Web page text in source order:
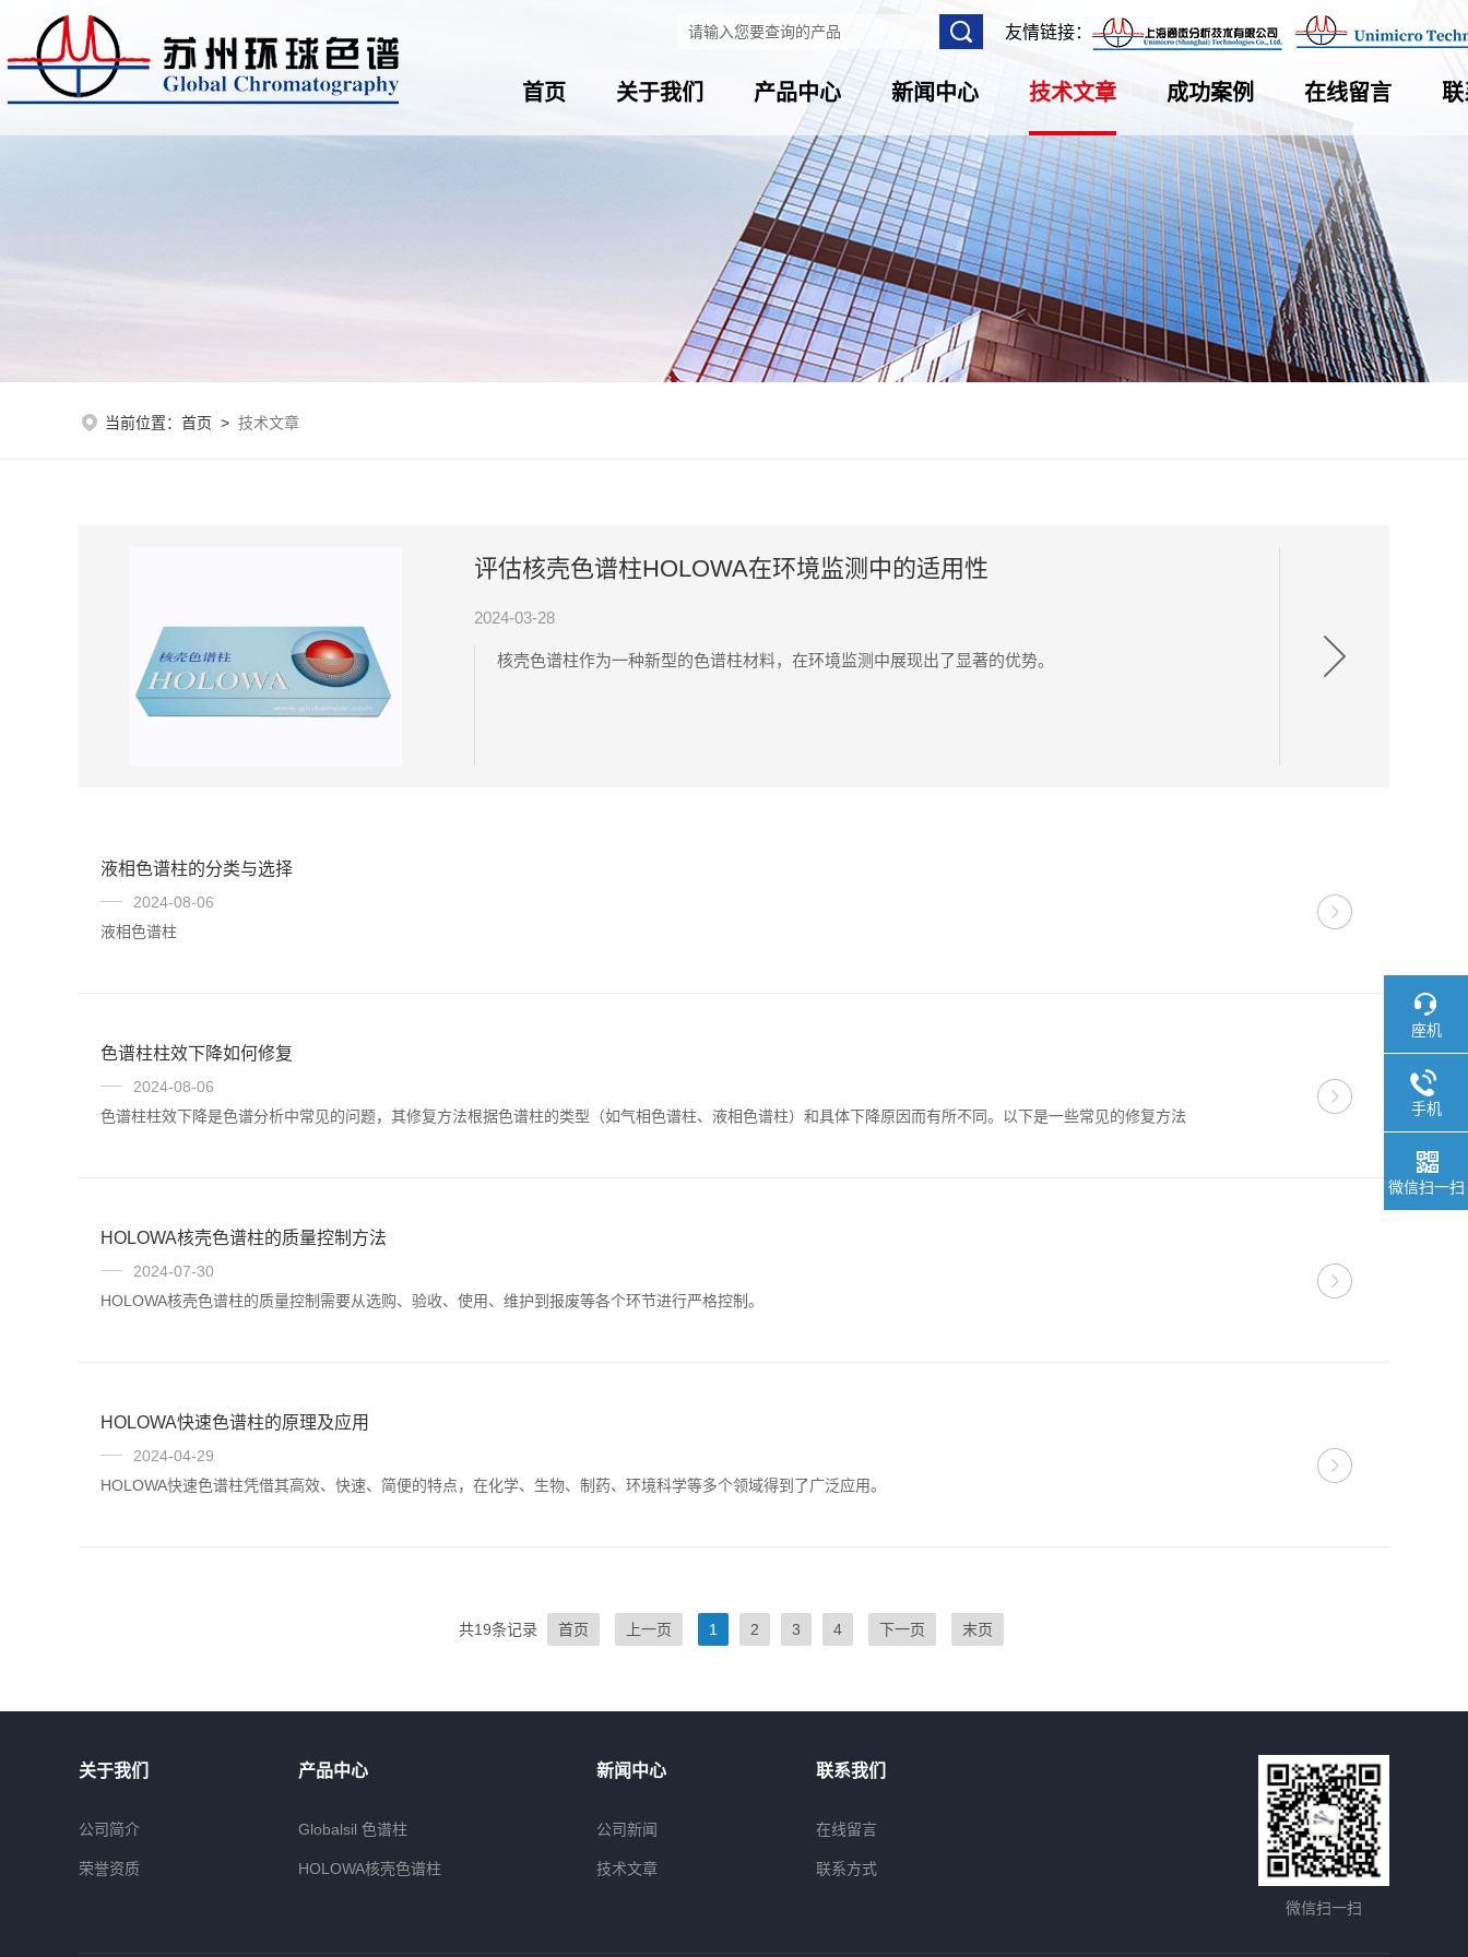
友情链接：
首页 关于我们 产品中心 新闻中心 技术文章 成功案例 在线留言 联
当前位置： 首页 > 技术文章
评估核壳色谱柱HOLOWA在环境监测中的适用性
2024-03-28
核壳色谱柱作为一种新型的色谱柱材料，在环境监测中展现出了显著的优势。
液相色谱柱的分类与选择
2024-08-06
液相色谱柱
色谱柱柱效下降如何修复
2024-08-06
色谱柱柱效下降是色谱分析中常见的问题，其修复方法根据色谱柱的类型（如气相色谱柱、液相色谱柱）和具体下降原因而有所不同。以下是一些常见的修复方法
HOLOWA核壳色谱柱的质量控制方法
2024-07-30
HOLOWA核壳色谱柱的质量控制需要从选购、验收、使用、维护到报废等各个环节进行严格控制。
HOLOWA快速色谱柱的原理及应用
2024-04-29
HOLOWA快速色谱柱凭借其高效、快速、简便的特点，在化学、生物、制药、环境科学等多个领域得到了广泛应用。
共19条记录 首页 上一页 1 2 3 4 下一页 末页
关于我们
公司简介
荣誉资质
产品中心
Globalsil 色谱柱
HOLOWA核壳色谱柱
新闻中心
公司新闻
技术文章
联系我们
在线留言
联系方式
微信扫一扫
座机
手机
微信扫一扫